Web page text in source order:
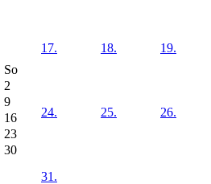
So
2
9
16
23
30
17. 18. 19.
24. 25. 26.
31.